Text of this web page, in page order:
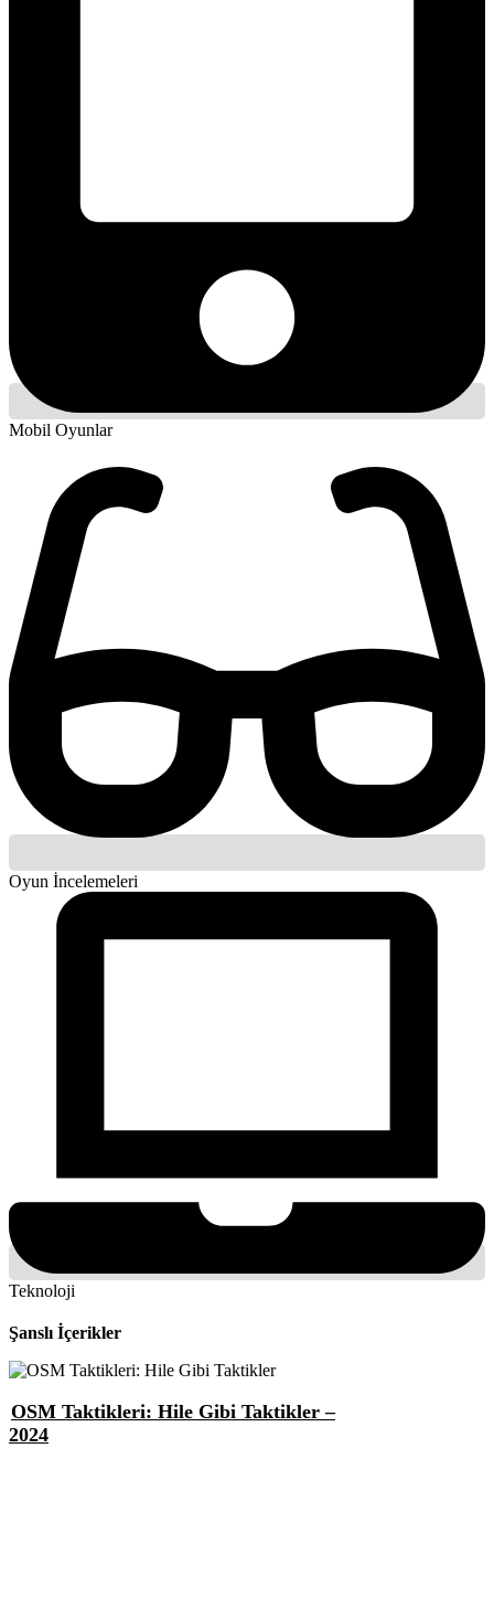
Mobil Oyunlar
Oyun İncelemeleri
Teknoloji
Şanslı İçerikler
OSM Taktikleri: Hile Gibi Taktikler –
2024